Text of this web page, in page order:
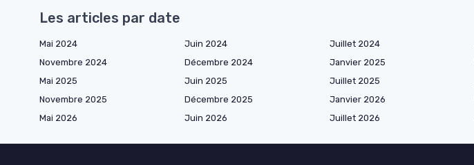
Les articles par date
Mai 2024 Juin 2024 Juillet 2024
Novembre 2024
Décembre 2024 Janvier 2025
Mai 2025
Juin 2025 Juillet 2025
Novembre 2025
Décembre 2025 Janvier 2026
Mai 2026
Juin 2026 Juillet 2026